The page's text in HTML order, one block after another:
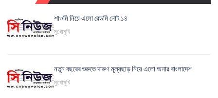
শাওমি নিয়ে এলো রেডমি নোট ১৪
মুখোমুখি
নতুন বছরের শুরুতে দারুণ মূল্যছাড় নিয়ে এলো অনার বাংলাদেশ
মুখোমুখি